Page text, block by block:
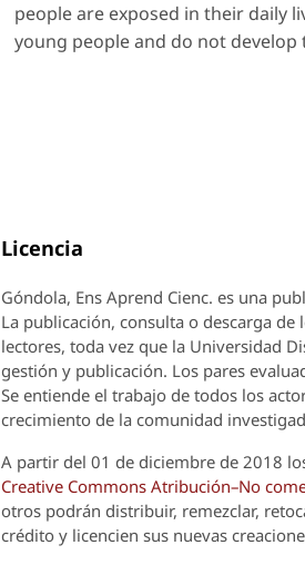
people are exposed in their daily
young people and do not
Licencia
Góndola, Ens Aprend Cienc. es una
La publicación, consulta o descarga
lectores, toda vez que la Universidad
gestión y publicación. Los pares
Se entiende el trabajo de todos los
crecimiento de la comunidad
A partir del 01 de diciembre de 2018
Creative Commons Atribución–No
otros podrán distribuir, remezclar,
crédito y licencien sus nuevas